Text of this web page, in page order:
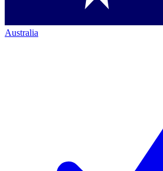
Australia